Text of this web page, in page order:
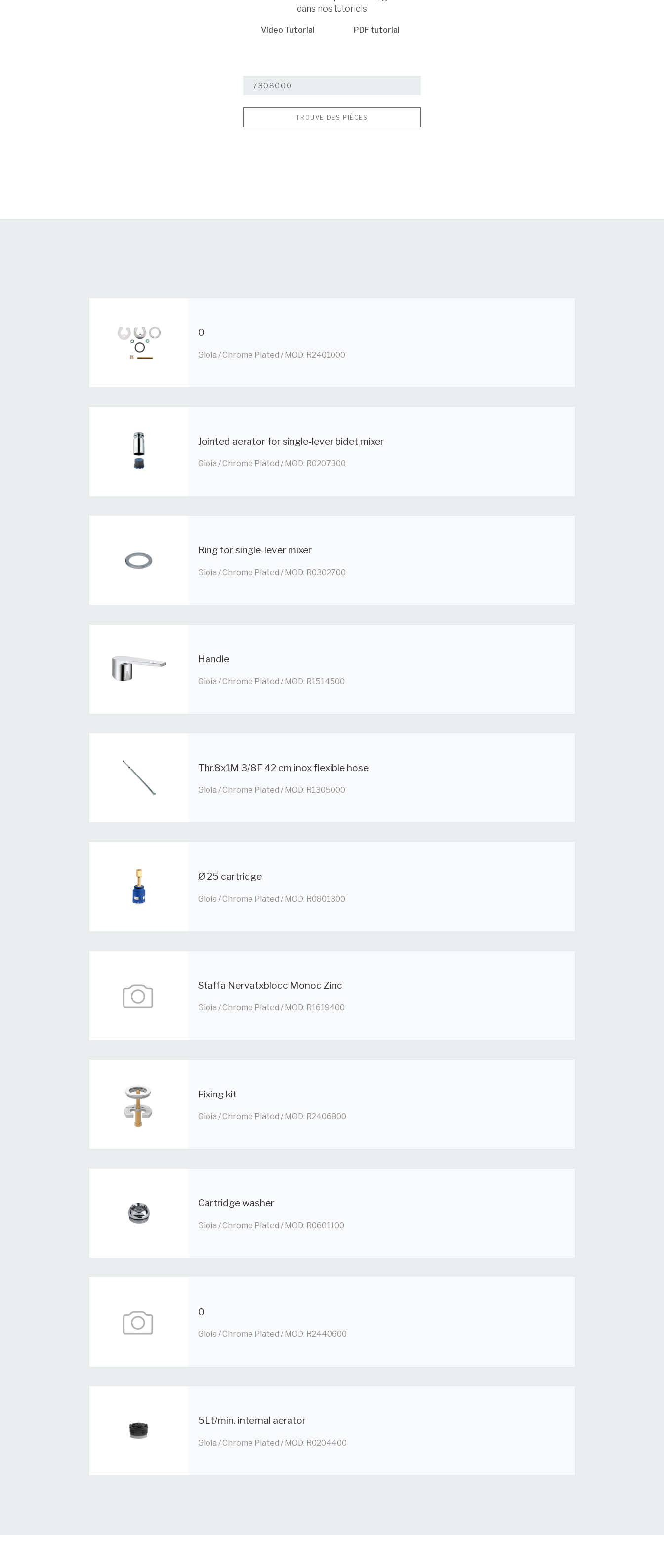
dans nos tutoriels
Video Tutorial PDF tutorial
TROUVE DES PIÈCES
0
Gioia / Chrome Plated / MOD: R2401000
Jointed aerator for single-lever bidet mixer
Gioia / Chrome Plated / MOD: R0207300
Ring for single-lever mixer
Gioia / Chrome Plated / MOD: R0302700
Handle
Gioia / Chrome Plated / MOD: R1514500
Thr.8x1M 3/8F 42 cm inox flexible hose
Gioia / Chrome Plated / MOD: R1305000
Ø 25 cartridge
Gioia / Chrome Plated / MOD: R0801300
Staffa Nervatxblocc Monoc Zinc
Gioia / Chrome Plated / MOD: R1619400
Fixing kit
Gioia / Chrome Plated / MOD: R2406800
Cartridge washer
Gioia / Chrome Plated / MOD: R0601100
0
Gioia / Chrome Plated / MOD: R2440600
5Lt/min. internal aerator
Gioia / Chrome Plated / MOD: R0204400